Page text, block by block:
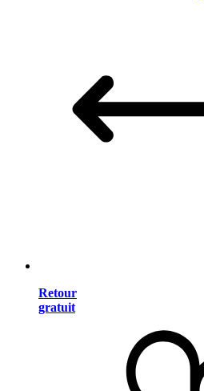
Retour
gratuit